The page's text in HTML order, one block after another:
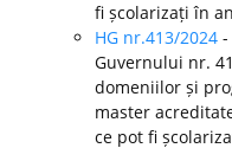
fi școlarizați în
HG nr.413/2024 -
Guvernului nr.
domeniilor și
master
ce pot fi